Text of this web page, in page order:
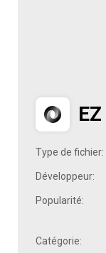
EZ
Type de fichier:
Développeur:
Popularité:
Catégorie: